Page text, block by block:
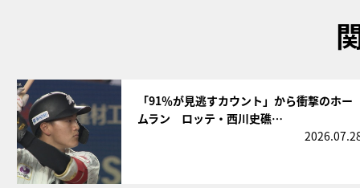
「91％が見逃すカウント」から衝撃のホー
ムラン ロッテ・西川史礁…